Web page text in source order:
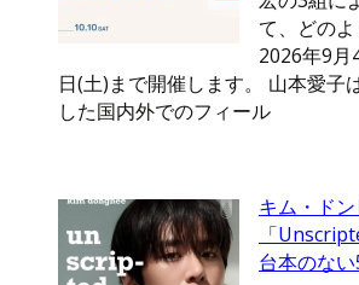
て、どの
2026年9月
日(土)まで開催します。 山本愛子
した国内外でのフィール
キム・ド
「
台本のない